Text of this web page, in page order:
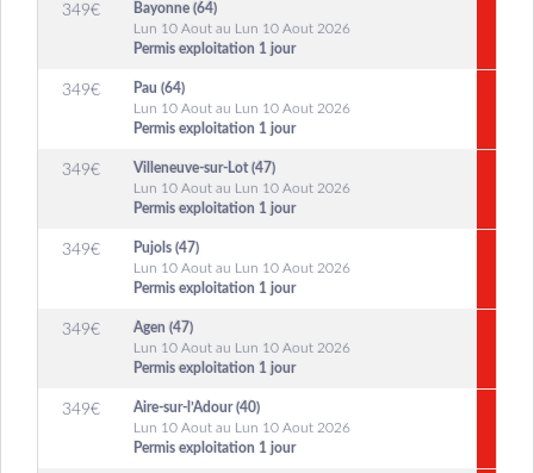
349€
Bayonne (64)
Lun 10 Aout au Lun 10 Aout 2026
Permis exploitation 1 jour
349€
Pau (64)
Lun 10 Aout au Lun 10 Aout 2026
Permis exploitation 1 jour
349€
Villeneuve-sur-Lot (47)
Lun 10 Aout au Lun 10 Aout 2026
Permis exploitation 1 jour
349€
Pujols (47)
Lun 10 Aout au Lun 10 Aout 2026
Permis exploitation 1 jour
349€
Agen (47)
Lun 10 Aout au Lun 10 Aout 2026
Permis exploitation 1 jour
349€
Aire-sur-l’Adour (40)
Lun 10 Aout au Lun 10 Aout 2026
Permis exploitation 1 jour